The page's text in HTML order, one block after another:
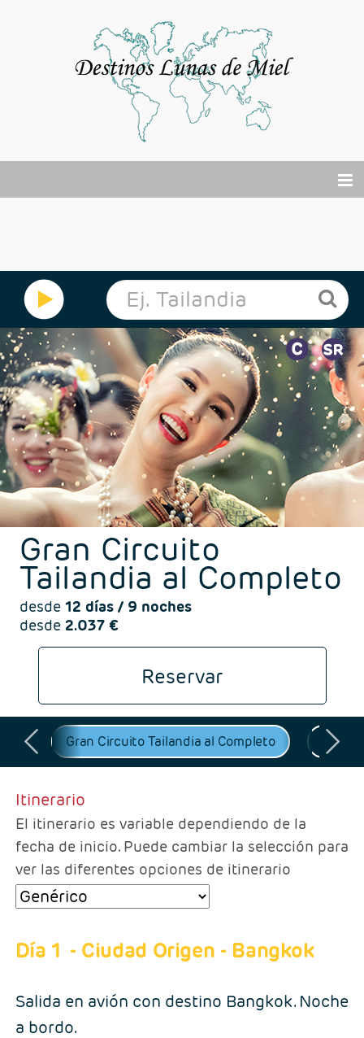
Cruceros
Por Qué?
Noticias Redes
Contacto
Sorteos
Gran Circuito
Tailandia al Completo
desde 12 días / 9 noches
desde 2.037 €
Reservar
Gran Circuito Tailandia al Completo Gran
Itinerario
El itinerario es variable dependiendo de la
fecha de inicio. Puede cambiar la selección para
ver las diferentes opciones de itinerario
Día 1 - Ciudad Origen - Bangkok
Salida en avión con destino Bangkok. Noche
a bordo.